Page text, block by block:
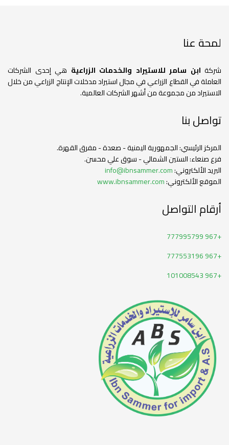
لمحة عنا
شركة ابن سامر للاستيراد والخدمات الزراعية هي إحدى الشركات
العاملة في القطاع الزراعي في مجال استيراد مدخلات الإنتاج الزراعي من خلال
الاستيراد من مجموعة من أشهر الشركات العالمية.
تواصل بنا
المركز الرئيسي: الجمهورية اليمنية - صعدة - مفرق القهرة.
فرع صنعاء: الستين الشمالي - سوق علي محسن.
البريد الألكتروني:info@ibnsammer.com
الموقع الألكتروني:www.ibnsammer.com
أرقام التواصل
+967 777995799
+967 777553196
+967 101008543